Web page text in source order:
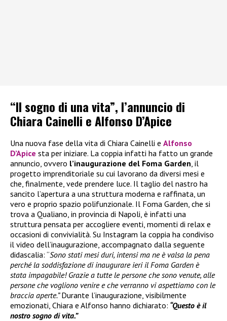
“Il sogno di una vita”, l’annuncio di
Chiara Cainelli e Alfonso D’Apice
Una nuova fase della vita di Chiara Cainelli e Alfonso
D’Apice sta per iniziare. La coppia infatti ha fatto un grande
annuncio, ovvero l’inaugurazione del Foma Garden , il
progetto imprenditoriale su cui lavorano da diversi mesi e
che, finalmente, vede prendere luce. Il taglio del nastro ha
sancito l’apertura a una struttura moderna e raffinata, un
vero e proprio spazio polifunzionale. Il Foma Garden, che si
trova a Qualiano, in provincia di Napoli, è infatti una
struttura pensata per accogliere eventi, momenti di relax e
occasioni di convivialità. Su Instagram la coppia ha condiviso
il video dell’inaugurazione, accompagnato dalla seguente
didascalia: “Sono stati mesi duri, intensi ma ne è valsa la pena
perché la soddisfazione di inaugurare ieri il Foma Garden è
stata impagabile! Grazie a tutte le persone che sono venute, alle
persone che vogliono venire e che verranno vi aspettiamo con le
braccia aperte.”Durante l’inaugurazione, visibilmente
emozionati, Chiara e Alfonso hanno dichiarato: “Questo è il
nostro sogno di vita.”